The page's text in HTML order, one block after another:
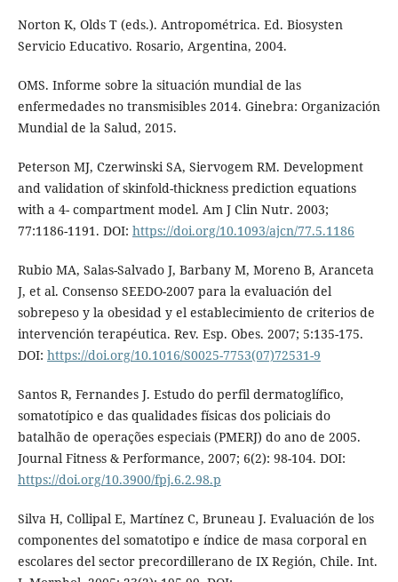
Norton K, Olds T (eds.). Antropométrica. Ed. Biosysten
Servicio Educativo. Rosario, Argentina, 2004.
OMS. Informe sobre la situación mundial de las
enfermedades no transmisibles 2014. Ginebra: Organización
Mundial de la Salud, 2015.
Peterson MJ, Czerwinski SA, Siervogem RM. Development
and validation of skinfold-thickness prediction equations
with a 4- compartment model. Am J Clin Nutr. 2003;
77:1186-1191. DOI: https://doi.org/10.1093/ajcn/77.5.1186
Rubio MA, Salas-Salvado J, Barbany M, Moreno B, Aranceta
J, et al. Consenso SEEDO-2007 para la evaluación del
sobrepeso y la obesidad y el establecimiento de criterios de
intervención terapéutica. Rev. Esp. Obes. 2007; 5:135-175.
DOI: https://doi.org/10.1016/S0025-7753(07)72531-9
Santos R, Fernandes J. Estudo do perfil dermatoglífico,
somatotípico e das qualidades físicas dos policiais do
batalhão de operações especiais (PMERJ) do ano de 2005.
Journal Fitness & Performance, 2007; 6(2): 98-104. DOI:
https://doi.org/10.3900/fpj.6.2.98.p
Silva H, Collipal E, Martínez C, Bruneau J. Evaluación de los
componentes del somatotipo e índice de masa corporal en
escolares del sector precordillerano de IX Región, Chile. Int.